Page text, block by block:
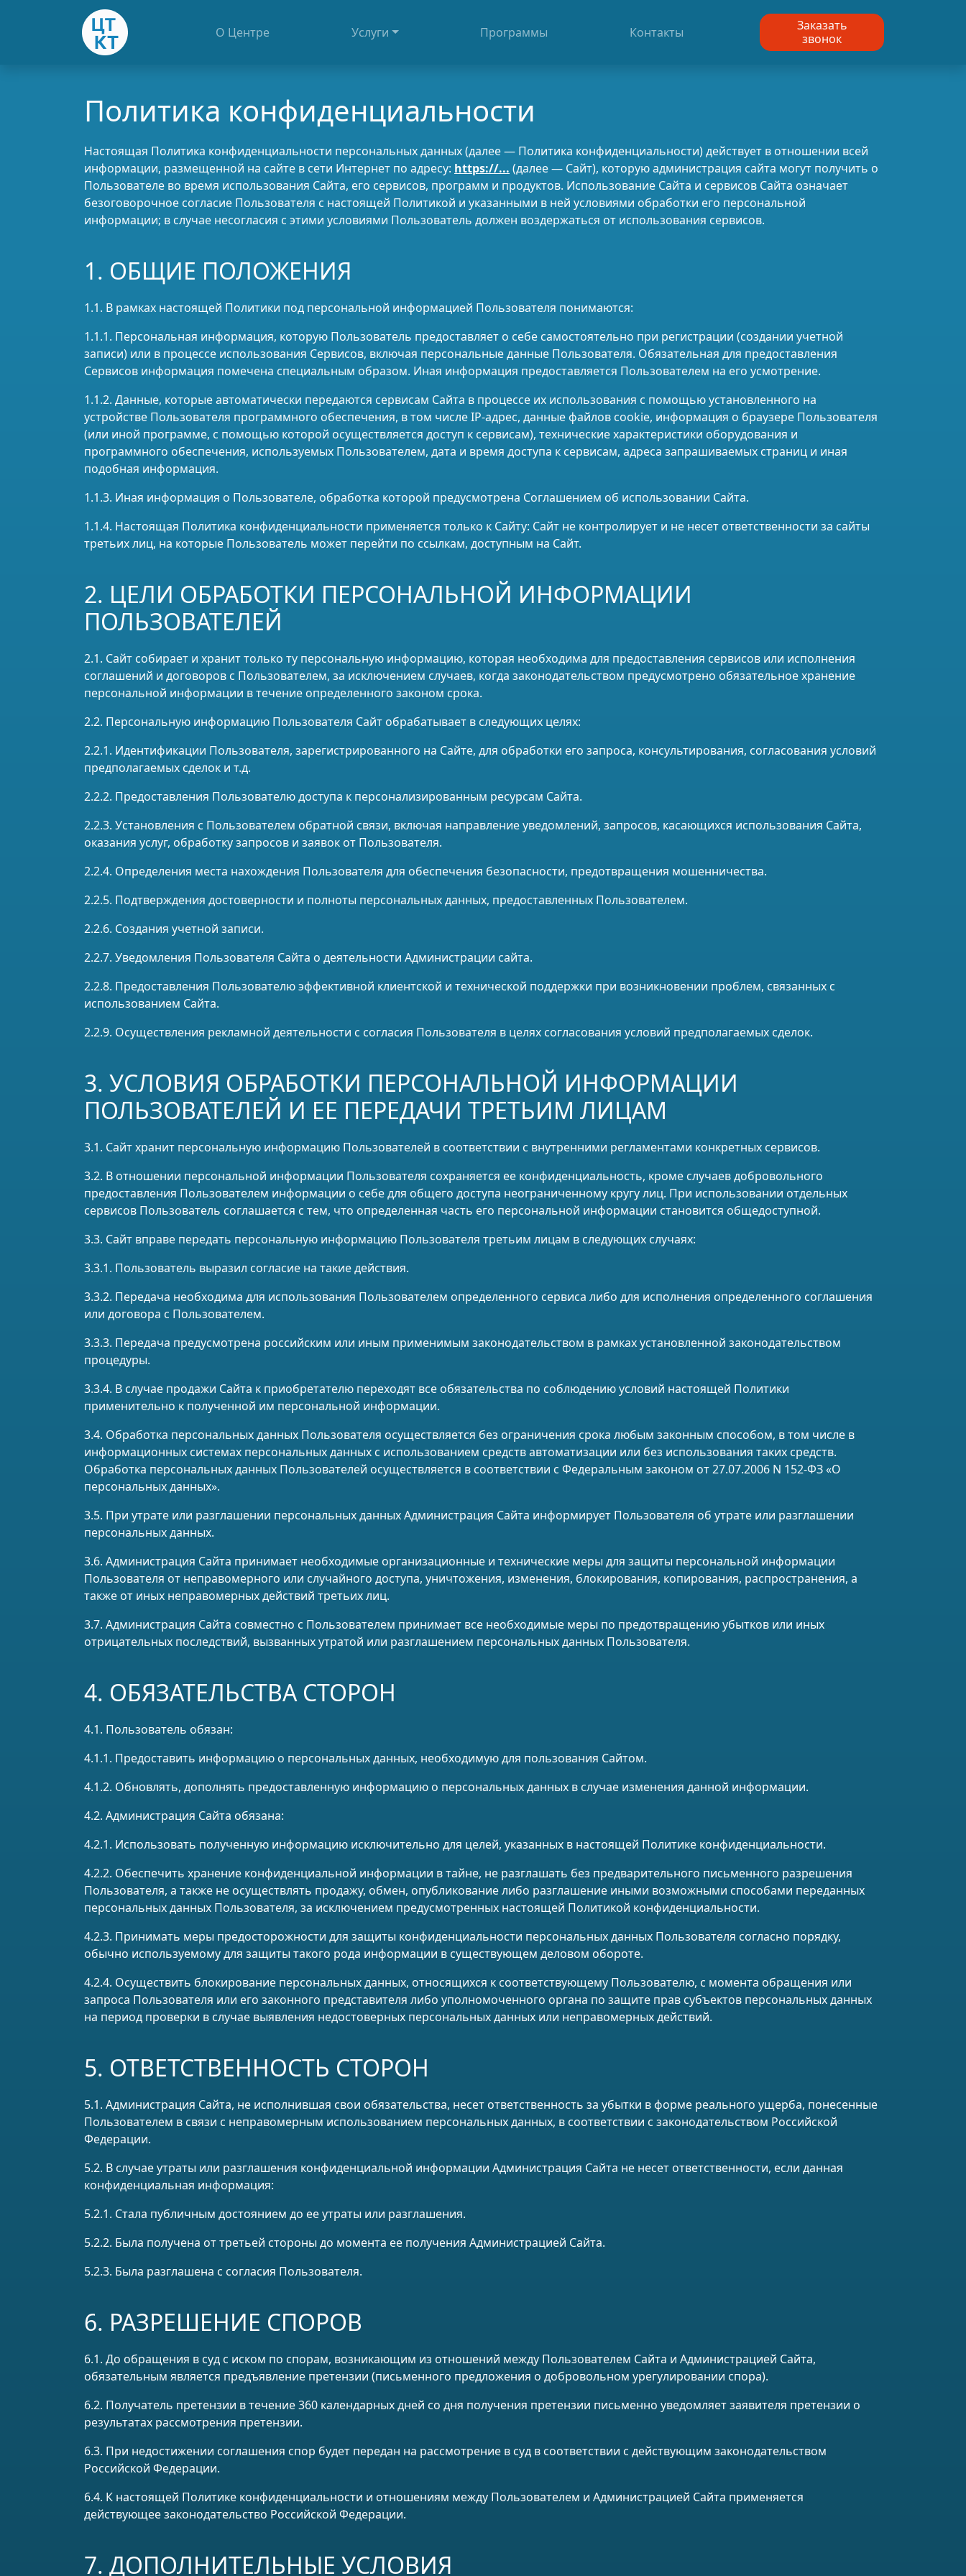
О Центре Услуги Программы Контакты
Заказать
звонок
Политика конфиденциальности
Настоящая Политика конфиденциальности персональных данных (далее — Политика конфиденциальности) действует в отношении всей
информации, размещенной на сайте в сети Интернет по адресу: https://... (далее — Сайт), которую администрация сайта могут получить о
Пользователе во время использования Сайта, его сервисов, программ и продуктов. Использование Сайта и сервисов Сайта означает
безоговорочное согласие Пользователя с настоящей Политикой и указанными в ней условиями обработки его персональной
информации; в случае несогласия с этими условиями Пользователь должен воздержаться от использования сервисов.
1. ОБЩИЕ ПОЛОЖЕНИЯ
1.1. В рамках настоящей Политики под персональной информацией Пользователя понимаются:
1.1.1. Персональная информация, которую Пользователь предоставляет о себе самостоятельно при регистрации (создании учетной
записи) или в процессе использования Сервисов, включая персональные данные Пользователя. Обязательная для предоставления
Сервисов информация помечена специальным образом. Иная информация предоставляется Пользователем на его усмотрение.
1.1.2. Данные, которые автоматически передаются сервисам Сайта в процессе их использования с помощью установленного на
устройстве Пользователя программного обеспечения, в том числе IP-адрес, данные файлов cookie, информация о браузере Пользователя
(или иной программе, с помощью которой осуществляется доступ к сервисам), технические характеристики оборудования и
программного обеспечения, используемых Пользователем, дата и время доступа к сервисам, адреса запрашиваемых страниц и иная
подобная информация.
1.1.3. Иная информация о Пользователе, обработка которой предусмотрена Соглашением об использовании Сайта.
1.1.4. Настоящая Политика конфиденциальности применяется только к Сайту: Cайт не контролирует и не несет ответственности за сайты
третьих лиц, на которые Пользователь может перейти по ссылкам, доступным на Сайт.
2. ЦЕЛИ ОБРАБОТКИ ПЕРСОНАЛЬНОЙ ИНФОРМАЦИИ
ПОЛЬЗОВАТЕЛЕЙ
2.1. Сайт собирает и хранит только ту персональную информацию, которая необходима для предоставления сервисов или исполнения
соглашений и договоров с Пользователем, за исключением случаев, когда законодательством предусмотрено обязательное хранение
персональной информации в течение определенного законом срока.
2.2. Персональную информацию Пользователя Сайт обрабатывает в следующих целях:
2.2.1. Идентификации Пользователя, зарегистрированного на Сайте, для обработки его запроса, консультирования, согласования условий
предполагаемых сделок и т.д.
2.2.2. Предоставления Пользователю доступа к персонализированным ресурсам Сайта.
2.2.3. Установления с Пользователем обратной связи, включая направление уведомлений, запросов, касающихся использования Сайта,
оказания услуг, обработку запросов и заявок от Пользователя.
2.2.4. Определения места нахождения Пользователя для обеспечения безопасности, предотвращения мошенничества.
2.2.5. Подтверждения достоверности и полноты персональных данных, предоставленных Пользователем.
2.2.6. Создания учетной записи.
2.2.7. Уведомления Пользователя Сайта о деятельности Администрации сайта.
2.2.8. Предоставления Пользователю эффективной клиентской и технической поддержки при возникновении проблем, связанных с
использованием Сайта.
2.2.9. Осуществления рекламной деятельности с согласия Пользователя в целях согласования условий предполагаемых сделок.
3. УСЛОВИЯ ОБРАБОТКИ ПЕРСОНАЛЬНОЙ ИНФОРМАЦИИ
ПОЛЬЗОВАТЕЛЕЙ И ЕЕ ПЕРЕДАЧИ ТРЕТЬИМ ЛИЦАМ
3.1. Сайт хранит персональную информацию Пользователей в соответствии с внутренними регламентами конкретных сервисов.
3.2. В отношении персональной информации Пользователя сохраняется ее конфиденциальность, кроме случаев добровольного
предоставления Пользователем информации о себе для общего доступа неограниченному кругу лиц. При использовании отдельных
сервисов Пользователь соглашается с тем, что определенная часть его персональной информации становится общедоступной.
3.3. Сайт вправе передать персональную информацию Пользователя третьим лицам в следующих случаях:
3.3.1. Пользователь выразил согласие на такие действия.
3.3.2. Передача необходима для использования Пользователем определенного сервиса либо для исполнения определенного соглашения
или договора с Пользователем.
3.3.3. Передача предусмотрена российским или иным применимым законодательством в рамках установленной законодательством
процедуры.
3.3.4. В случае продажи Сайта к приобретателю переходят все обязательства по соблюдению условий настоящей Политики
применительно к полученной им персональной информации.
3.4. Обработка персональных данных Пользователя осуществляется без ограничения срока любым законным способом, в том числе в
информационных системах персональных данных с использованием средств автоматизации или без использования таких средств.
Обработка персональных данных Пользователей осуществляется в соответствии с Федеральным законом от 27.07.2006 N 152-ФЗ «О
персональных данных».
3.5. При утрате или разглашении персональных данных Администрация Сайта информирует Пользователя об утрате или разглашении
персональных данных.
3.6. Администрация Сайта принимает необходимые организационные и технические меры для защиты персональной информации
Пользователя от неправомерного или случайного доступа, уничтожения, изменения, блокирования, копирования, распространения, а
также от иных неправомерных действий третьих лиц.
3.7. Администрация Сайта совместно с Пользователем принимает все необходимые меры по предотвращению убытков или иных
отрицательных последствий, вызванных утратой или разглашением персональных данных Пользователя.
4. ОБЯЗАТЕЛЬСТВА СТОРОН
4.1. Пользователь обязан:
4.1.1. Предоставить информацию о персональных данных, необходимую для пользования Сайтом.
4.1.2. Обновлять, дополнять предоставленную информацию о персональных данных в случае изменения данной информации.
4.2. Администрация Сайта обязана:
4.2.1. Использовать полученную информацию исключительно для целей, указанных в настоящей Политике конфиденциальности.
4.2.2. Обеспечить хранение конфиденциальной информации в тайне, не разглашать без предварительного письменного разрешения
Пользователя, а также не осуществлять продажу, обмен, опубликование либо разглашение иными возможными способами переданных
персональных данных Пользователя, за исключением предусмотренных настоящей Политикой конфиденциальности.
4.2.3. Принимать меры предосторожности для защиты конфиденциальности персональных данных Пользователя согласно порядку,
обычно используемому для защиты такого рода информации в существующем деловом обороте.
4.2.4. Осуществить блокирование персональных данных, относящихся к соответствующему Пользователю, с момента обращения или
запроса Пользователя или его законного представителя либо уполномоченного органа по защите прав субъектов персональных данных
на период проверки в случае выявления недостоверных персональных данных или неправомерных действий.
5. ОТВЕТСТВЕННОСТЬ СТОРОН
5.1. Администрация Сайта, не исполнившая свои обязательства, несет ответственность за убытки в форме реального ущерба, понесенные
Пользователем в связи с неправомерным использованием персональных данных, в соответствии с законодательством Российской
Федерации.
5.2. В случае утраты или разглашения конфиденциальной информации Администрация Сайта не несет ответственности, если данная
конфиденциальная информация:
5.2.1. Стала публичным достоянием до ее утраты или разглашения.
5.2.2. Была получена от третьей стороны до момента ее получения Администрацией Сайта.
5.2.3. Была разглашена с согласия Пользователя.
6. РАЗРЕШЕНИЕ СПОРОВ
6.1. До обращения в суд с иском по спорам, возникающим из отношений между Пользователем Сайта и Администрацией Сайта,
обязательным является предъявление претензии (письменного предложения о добровольном урегулировании спора).
6.2. Получатель претензии в течение 360 календарных дней со дня получения претензии письменно уведомляет заявителя претензии о
результатах рассмотрения претензии.
6.3. При недостижении соглашения спор будет передан на рассмотрение в суд в соответствии с действующим законодательством
Российской Федерации.
6.4. К настоящей Политике конфиденциальности и отношениям между Пользователем и Администрацией Сайта применяется
действующее законодательство Российской Федерации.
7. ДОПОЛНИТЕЛЬНЫЕ УСЛОВИЯ